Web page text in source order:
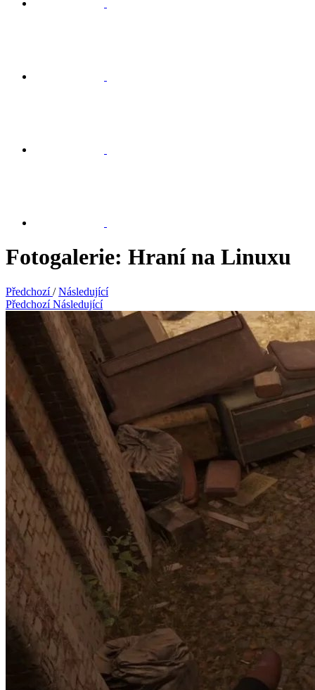
Fotogalerie: Hraní na Linuxu
Předchozí / Následující
Předchozí Následující